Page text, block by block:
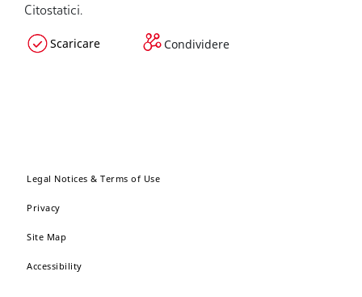
Citostatici.
Scaricare Condividere
Legal Notices & Terms of Use
Privacy
Site Map
Accessibility